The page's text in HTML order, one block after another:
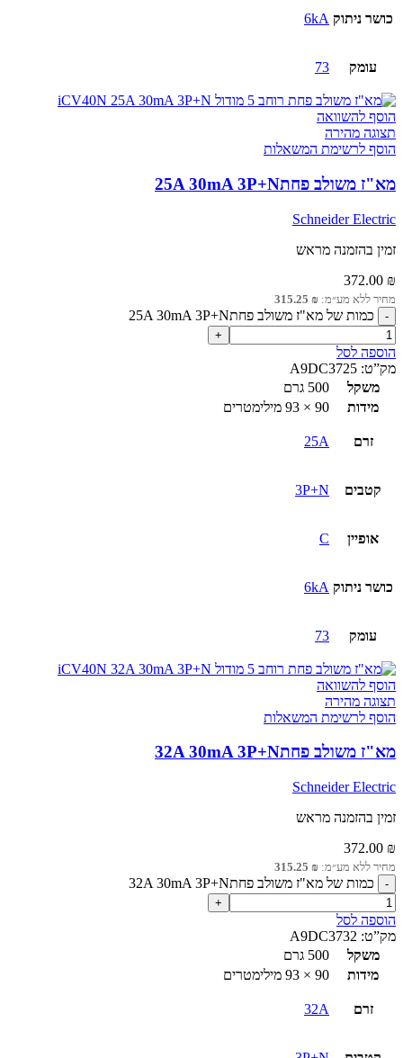
כושר ניתוק 6kA
עומק 73
הוסף להשוואה
תצוגה מהירה
הוסף לרשימת המשאלות
מא"ז משולב פחת25A 30mA 3P+N
Schneider Electric
זמין בהזמנה מראש
372.00 ₪
מחיר ללא מע״מ: 315.25 ₪
כמות של מא"ז משולב פחת25A 30mA 3P+N
הוספה לסל
מק”ט: A9DC3725
משקל
500 גרם
מידות
90 × 93 מילימטרים
זרם 25A
קטבים 3P+N
אופיין C
כושר ניתוק 6kA
עומק 73
הוסף להשוואה
תצוגה מהירה
הוסף לרשימת המשאלות
מא"ז משולב פחת32A 30mA 3P+N
Schneider Electric
זמין בהזמנה מראש
372.00 ₪
מחיר ללא מע״מ: 315.25 ₪
כמות של מא"ז משולב פחת32A 30mA 3P+N
הוספה לסל
מק”ט: A9DC3732
משקל
500 גרם
מידות
90 × 93 מילימטרים
זרם 32A